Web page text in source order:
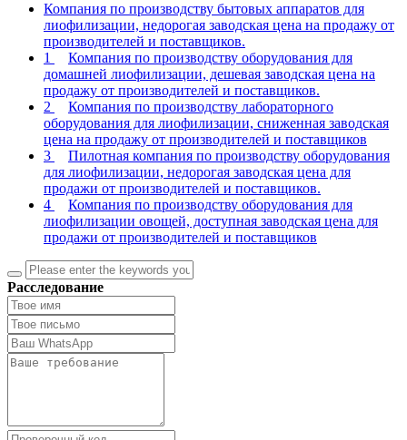
Компания по производству бытовых аппаратов для
лиофилизации, недорогая заводская цена на продажу от
производителей и поставщиков.
1
Компания по производству оборудования для
домашней лиофилизации, дешевая заводская цена на
продажу от производителей и поставщиков.
2
Компания по производству лабораторного
оборудования для лиофилизации, сниженная заводская
цена на продажу от производителей и поставщиков
3
Пилотная компания по производству оборудования
для лиофилизации, недорогая заводская цена для
продажи от производителей и поставщиков.
4
Компания по производству оборудования для
лиофилизации овощей, доступная заводская цена для
продажи от производителей и поставщиков
Расследование